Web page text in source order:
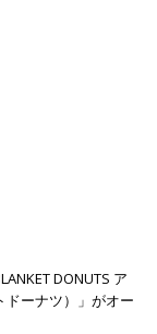
DONUTS ア
ドーナツ）」がオー